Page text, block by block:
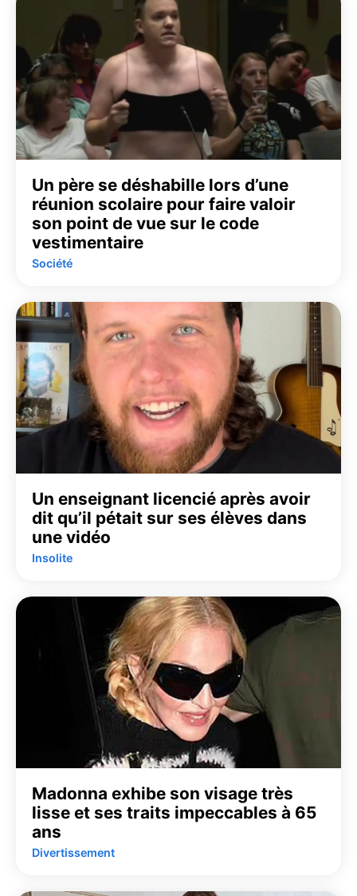
Un père se déshabille lors d’une
réunion scolaire pour faire valoir
son point de vue sur le code
vestimentaire
Société
Un enseignant licencié après avoir
dit qu’il pétait sur ses élèves dans
une vidéo
Insolite
Madonna exhibe son visage très
lisse et ses traits impeccables à 65
ans
Divertissement